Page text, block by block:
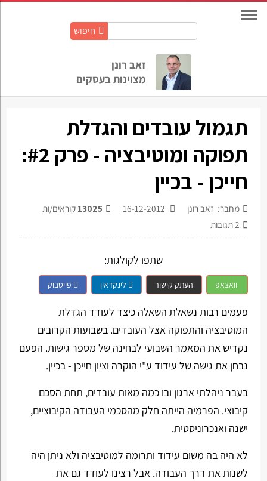
חיפוש
זאב רונן
מצוינות בעסקים
תגמול עובדים והגדלת
תפוקה ומוטיבציה - פרק #2:
חייכן - בכיין
מחבר: זאב רונן 13025 קוראים/ות
2תגובות
שתפו לקולגות:
וואצאפ העתק קישור לינקדאין פייסבוק
פעמים רבות נשאלת השאלה כיצד לעודד הגדלת
המוטיבציה והתפוקה אצל העובדים. בשבועות הקרובים
נקדיש את המאמר השבועי לבחינה של מספר גישות. הפעם
נבחן את גישה של עידוד ע"י הוקרה וציון חייכן - בכיין.
בעבר ניהלתי ארגון ובו כמה מאות עובדים, תחת הסכם
קיבוצי. הפרמיה הייתה חלק מהסכמי העבודה הקיבוציים,
ישנה ואנכרוניסטית.
לא היה בה משום עידוד ותרומה למוטיבציה ולא ניתן היה
לשנות את דרך העבודה. אבל רצינו לעודד גם את